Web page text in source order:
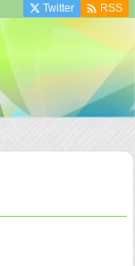
Twitter  RSS